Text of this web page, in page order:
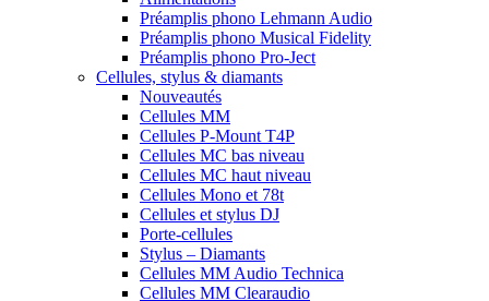
Préamplis phono Lehmann Audio
Préamplis phono Musical Fidelity
Préamplis phono Pro-Ject
Cellules, stylus & diamants
Nouveautés
Cellules MM
Cellules P-Mount T4P
Cellules MC bas niveau
Cellules MC haut niveau
Cellules Mono et 78t
Cellules et stylus DJ
Porte-cellules
Stylus – Diamants
Cellules MM Audio Technica
Cellules MM Clearaudio